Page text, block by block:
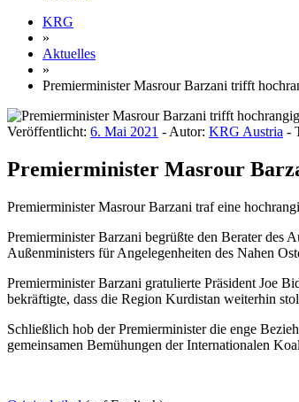
KRG
»
Aktuelles
»
Premierminister Masrour Barzani trifft
Veröffentlicht: 6. Mai 2021 - Autor: KRG Austria -
Premierminister Masrour
Premierminister Masrour Barzani traf eine
Premierminister Barzani begrüßte den Berater des
Außenministers für Angelegenheiten des Nahen
Premierminister Barzani gratulierte Präsident Joe
bekräftigte, dass die Region Kurdistan weiterhin
Schließlich hob der Premierminister die enge
gemeinsamen Bemühungen der Internationalen